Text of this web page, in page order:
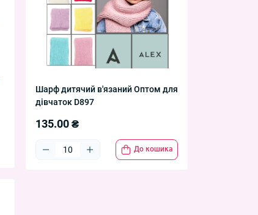
Шарф дитячий в'язаний Оптом для
дівчаток D897
135.00 ₴
До кошика